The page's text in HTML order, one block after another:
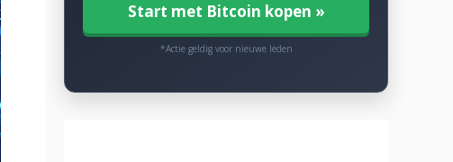
Start met Bitcoin kopen »
*Actie geldig voor nieuwe leden